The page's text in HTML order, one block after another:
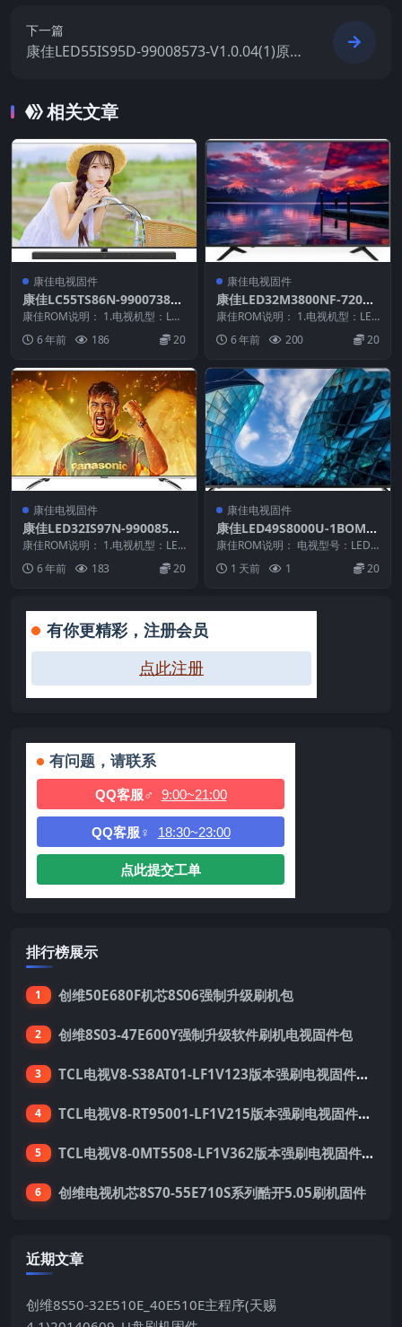
下一篇
康佳LED55IS95D-99008573-V1.0.04(1)原厂
相关文章
康佳电视固件
康佳LC55TS86N-99007387-
V1.0.01原厂系统刷机电视固
件包下载
康佳ROM说明： 1.电视机型：LC5
5TS86N 2.物料号：99007387...
6 年前 186 20
康佳电视固件
康佳LED32M3800NF-72000
140YT-99011293-V1.1.11原
厂系统刷机电视固件包下载
康佳ROM说明： 1.电视机型：LED
32M3800NF 2.物料号：99011...
6 年前 200 20
康佳电视固件
康佳LED32IS97N-99008595
-V1.2.02正式版原厂系统刷机
电视固件包下载
康佳ROM说明： 1.电视机型：LED
32IS97N 2.物料号：9900859...
6 年前 183 20
康佳电视固件
康佳LED49S8000U-1BOM-9
9017082-V1.3.07-72001463
YT_U盘刷机固件
康佳ROM说明： 电视型号：LED4
9S8000UBOM：1BOM物料号：7
20...1 天前 1 20
有你更精彩，注册会员
点此注册
有问题，请联系
QQ客服♂ 9:00~21:00
QQ客服♀ 18:30~23:00
点此提交工单
排行榜展示
1 创维50E680F机芯8S06强制升级刷机包
2 创维8S03-47E600Y强制升级软件刷机电视固件包
3 TCL电视V8-S38AT01-LF1V123版本强刷电视固件包下载
4 TCL电视V8-RT95001-LF1V215版本强刷电视固件包下载
5 TCL电视V8-0MT5508-LF1V362版本强刷电视固件包下载
6 创维电视机芯8S70-55E710S系列酷开5.05刷机固件
近期文章
创维8S50-32E510E_40E510E主程序(天赐